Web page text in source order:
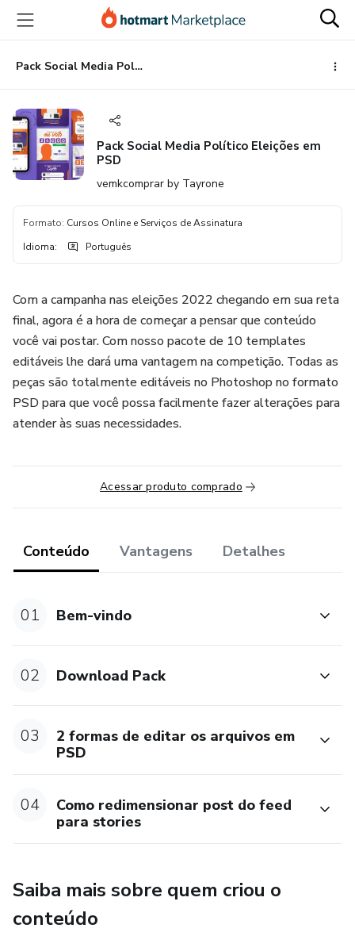
para
conteúdo
principal
para
pagamento
para
rodapé
Pack Social Media Político Eleições em PSD
Pack Social Media Político Eleições em
PSD
vemkcomprar by Tayrone
Formato: Cursos Online e Serviços de Assinatura
Idioma: Português
Com a campanha nas eleições 2022 chegando em sua reta
final, agora é a hora de começar a pensar que conteúdo
você vai postar. Com nosso pacote de 10 templates
editáveis lhe dará uma vantagem na competição. Todas as
peças são totalmente editáveis no Photoshop no formato
PSD para que você possa facilmente fazer alterações para
atender às suas necessidades.
Acessar produto comprado
Conteúdo Vantagens Detalhes
01 Bem-vindo
02 Download Pack
03
2 formas de editar os arquivos em
PSD
04
Como redimensionar post do feed
para stories
Saiba mais sobre quem criou o
conteúdo